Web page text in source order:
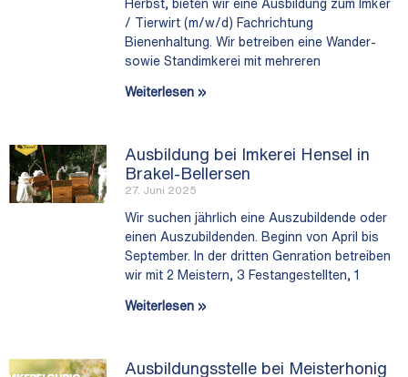
Herbst, bieten wir eine Ausbildung zum Imker
/ Tierwirt (m/w/d) Fachrichtung
Bienenhaltung. Wir betreiben eine Wander-
sowie Standimkerei mit mehreren
Weiterlesen »
Ausbildung bei Imkerei Hensel in
Brakel-Bellersen
27. Juni 2025
Wir suchen jährlich eine Auszubildende oder
einen Auszubildenden. Beginn von April bis
September. In der dritten Genration betreiben
wir mit 2 Meistern, 3 Festangestellten, 1
Weiterlesen »
Ausbildungsstelle bei Meisterhonig